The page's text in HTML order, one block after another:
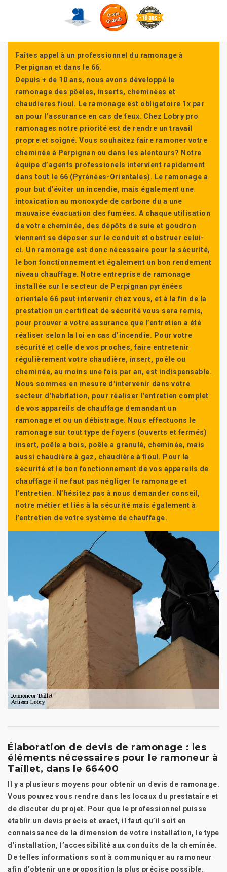
Faîtes appel à un professionnel du ramonage à
Perpignan et dans le 66.
Depuis + de 10 ans, nous avons développé le
ramonage des pôeles, inserts, cheminées et
chaudieres fioul. Le ramonage est obligatoire 1x par
an pour l’assurance en cas de feux. Chez Lobry pro
ramonages notre priorité est de rendre un travail
propre et soigné. Vous souhaitez faire ramoner votre
cheminée à Perpignan ou dans les alentours? Notre
équipe d’agents professionels intervient rapidement
dans tout le 66 (Pyrénées-Orientales). Le ramonage a
pour but d’éviter un incendie, mais également une
intoxication au monoxyde de carbone du a une
mauvaise évacuation des fumées. A chaque utilisation
de votre cheminée, des dépôts de suie et goudron
viennent se déposer sur le conduit et obstruer celui-
ci. Un ramonage est donc nécessaire pour la sécurité,
le bon fonctionnement et également un bon rendement
niveau chauffage. Notre entreprise de ramonage
installée sur le secteur de Perpignan pyrénées
orientale 66 peut intervenir chez vous, et à la fin de la
prestation un certificat de sécurité vous sera remis,
pour prouver a votre assurance que l’entretien a été
réaliser selon la loi en cas d’incendie. Pour votre
sécurité et celle de vos proches, faire entretenir
régulièrement votre chaudière, insert, poêle ou
cheminée, au moins une fois par an, est indispensable.
Nous sommes en mesure d'intervenir dans votre
secteur d'habitation, pour réaliser l'entretien complet
de vos appareils de chauffage demandant un
ramonage et ou un débistrage. Nous effectuons le
ramonage sur tout type de foyers (ouverts et fermés)
insert, poêle a bois, poêle a granulé, cheminée, mais
aussi chaudière à gaz, chaudière à fioul. Pour la
sécurité et le bon fonctionnement de vos appareils de
chauffage il ne faut pas négliger le ramonage et
l’entretien. N’hésitez pas à nous demander conseil,
notre métier et liés à la sécurité mais également à
l’entretien de votre système de chauffage.
Élaboration de devis de ramonage : les
éléments nécessaires pour le ramoneur à
Taillet, dans le 66400
Il y a plusieurs moyens pour obtenir un devis de ramonage.
Vous pouvez vous rendre dans les locaux du prestataire et
de discuter du projet. Pour que le professionnel puisse
établir un devis précis et exact, il faut qu’il soit en
connaissance de la dimension de votre installation, le type
d’installation, l’accessibilité aux conduits de la cheminée.
De telles informations sont à communiquer au ramoneur
afin d’obtenir une proposition la plus précise possible.